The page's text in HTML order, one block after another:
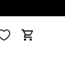
Cart